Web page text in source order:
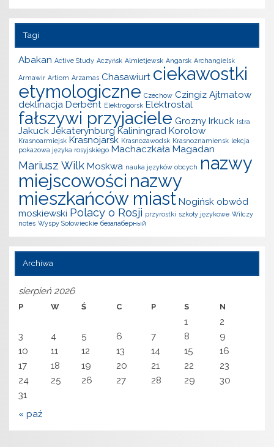
Tagi
Abakan Active Study Aczyńsk Almietjewsk Angarsk Archangielsk
Armawir Artiom Arzamas Chasawiurt ciekawostki
etymologiczne Czechow Czingiz Ajtmatow
deklinacja Derbent Elektrogorsk Elektrostal
fałszywi przyjaciele Grozny Irkuck Istra
Jakuck Jekaterynburg Kaliningrad Korolow
Krasnoarmiejsk Krasnojarsk Krasnozawodsk Krasnoznamiensk lekcja
pokazowa języka rosyjskiego Machaczkała Magadan
Mariusz Wilk Moskwa nauka języków obcych nazwy
miejscowości nazwy
mieszkańców miast Nogińsk obwód
moskiewski Polacy o Rosji przyrostki szkoły językowe Wilczy
notes Wyspy Sołowieckie безалаберный
Archiwa
sierpień 2026
P W Ś C P S N
« paź
1
2
3
4 5 6 7 8
9
10
11 12 13 14 15
16
17
18 19 20 21 22
23
24
25 26 27 28 29
30
31